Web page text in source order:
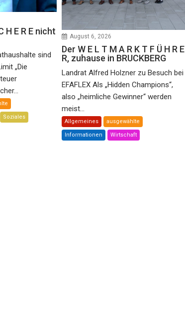
H E R E nicht
sind
„Die
Soziales
August 6, 2026
Der W E L T M A R K T F Ü H R E
R, zuhause in BRUCKBERG
Landrat Alfred Holzner zu Besuch bei
EFAFLEX Als „Hidden Champions“,
also „heimliche Gewinner“ werden
meist...
Allgemeines ausgewählte
Informationen Wirtschaft